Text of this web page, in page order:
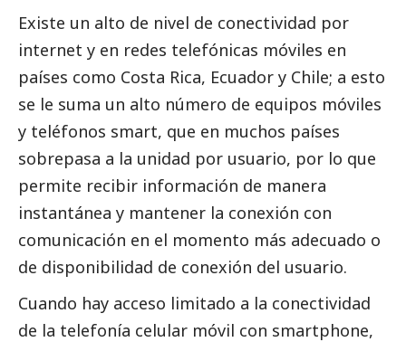
Existe un alto de nivel de conectividad por
internet y en redes telefónicas móviles en
países como Costa Rica, Ecuador y Chile; a esto
se le suma un alto número de equipos móviles
y teléfonos smart, que en muchos países
sobrepasa a la unidad por usuario, por lo que
permite recibir información de manera
instantánea y mantener la conexión con
comunicación en el momento más adecuado o
de disponibilidad de conexión del usuario.
Cuando hay acceso limitado a la conectividad
de la telefonía celular móvil con smartphone,